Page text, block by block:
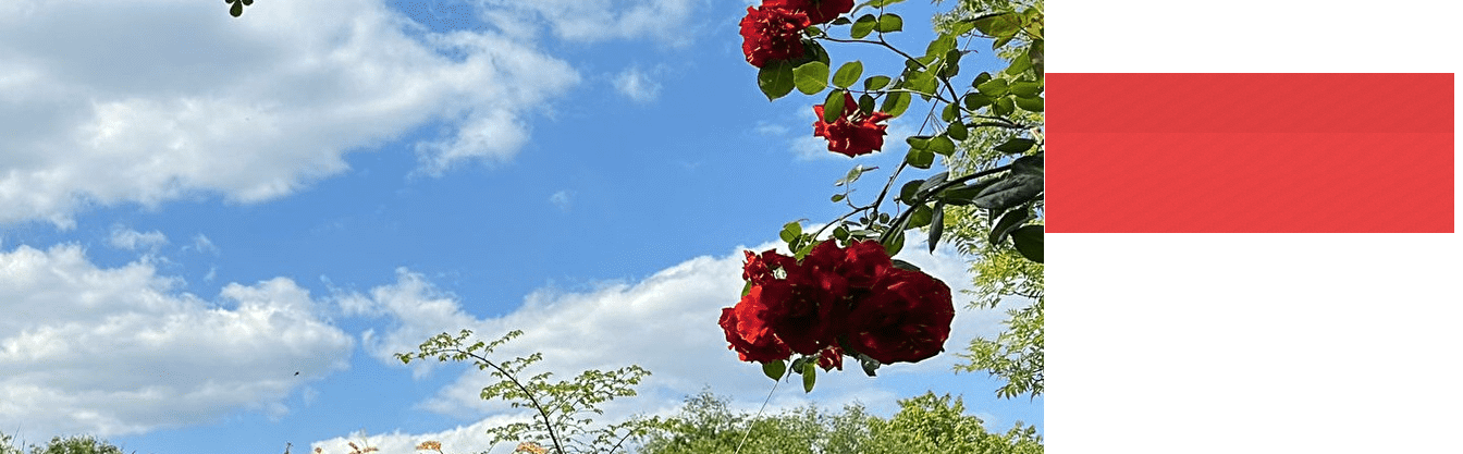
Exporter les lignes sélectionnées
Exporter toutes les colonnes
Exporter uniquement les colonnes affichées
>
L'association
Horaires et accès au Parc d'Eole
?>
Images de la page d'accueil
Cliquez pour éditer
Texte, bouton et/ou inscription à la newsletter
Cliquez pour éditer
Je m'abonne à la newsletter